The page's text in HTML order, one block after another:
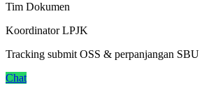
Tim Dokumen
Koordinator LPJK
Tracking submit OSS & perpanjangan SBU
Chat